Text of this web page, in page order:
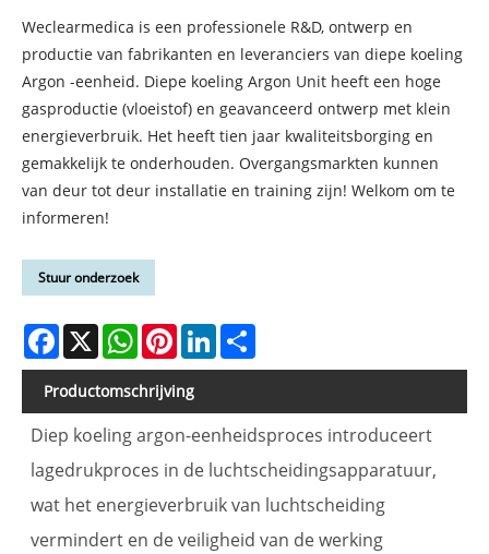
Weclearmedica is een professionele R&D, ontwerp en
productie van fabrikanten en leveranciers van diepe koeling
Argon -eenheid. Diepe koeling Argon Unit heeft een hoge
gasproductie (vloeistof) en geavanceerd ontwerp met klein
energieverbruik. Het heeft tien jaar kwaliteitsborging en
gemakkelijk te onderhouden. Overgangsmarkten kunnen
van deur tot deur installatie en training zijn! Welkom om te
informeren!
Stuur onderzoek
Facebook
X WhatsAppPinterestLinkedIn
Productomschrijving
Diep koeling argon-eenheidsproces introduceert
lagedrukproces in de luchtscheidingsapparatuur,
wat het energieverbruik van luchtscheiding
vermindert en de veiligheid van de werking